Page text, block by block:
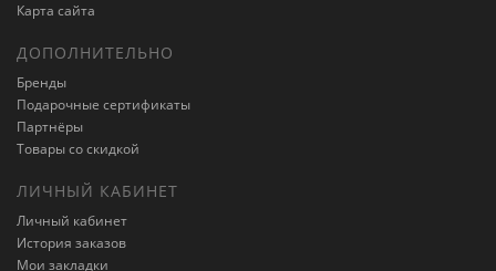
Карта сайта
ДОПОЛНИТЕЛЬНО
Бренды
Подарочные сертификаты
Партнёры
Товары со скидкой
ЛИЧНЫЙ КАБИНЕТ
Личный кабинет
История заказов
Мои закладки